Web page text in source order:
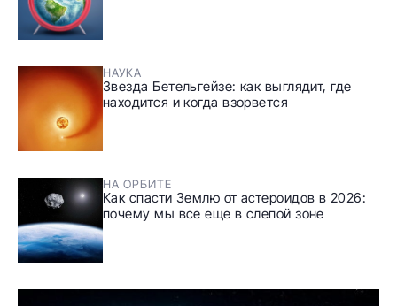
НАУКА
Звезда Бетельгейзе: как выглядит, где
находится и когда взорвется
НА ОРБИТЕ
Как спасти Землю от астероидов в 2026:
почему мы все еще в слепой зоне